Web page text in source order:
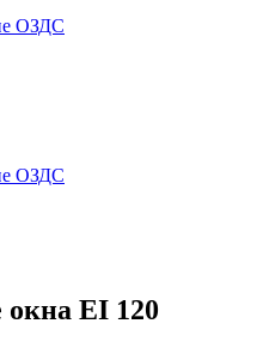
ОЗДС
ОЗДС
окна EI 120